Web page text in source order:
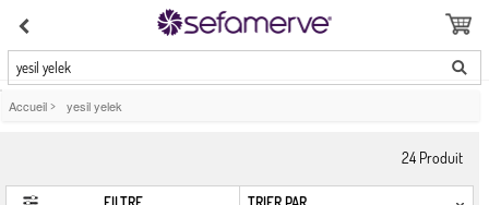
yesil yelek
Accueil > yesil yelek
24 Produit